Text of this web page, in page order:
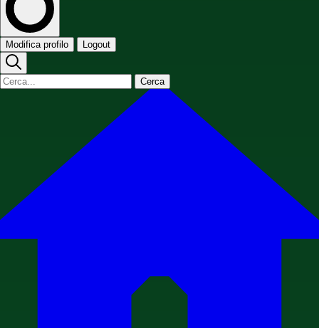
Modifica profilo Logout
Cerca